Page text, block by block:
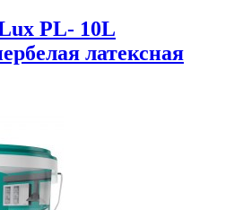
PL- 10L
латексная